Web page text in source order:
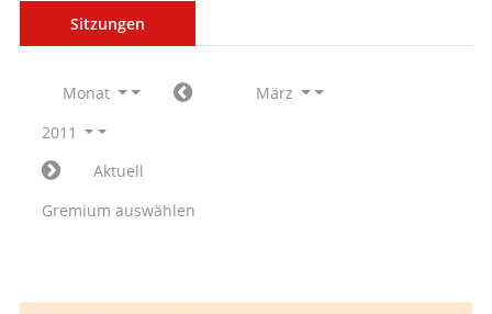
Sitzungen
Monat
März
2011
Aktuell
Gremium auswählen